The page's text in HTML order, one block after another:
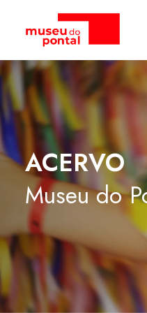
ACERVO
Museu do